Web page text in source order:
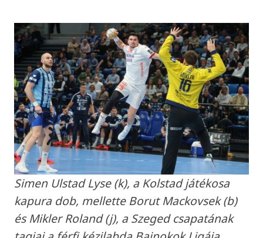
Simen Ulstad Lyse (k), a Kolstad játékosa
kapura dob, mellette Borut Mackovsek (b)
és Mikler Roland (j), a Szeged csapatának